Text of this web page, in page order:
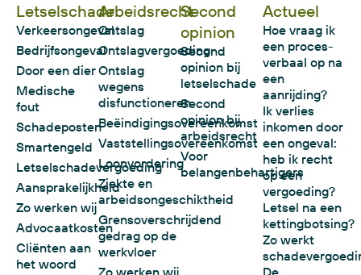
Letselschade
Verkeersongeval
Bedrijfsongeval
Door een dier
Medische
fout
Schadeposten
Smartengeld
Letselschadevergoeding
Aansprakelijkheid
Zo werken wij
Advocaatkosten
Cliënten aan
het woord
Arbeidsrecht
Ontslag
Ontslagvergoeding
Ontslag
wegens
disfunctioneren
Beëindigingsovereenkomst
Vaststellingsovereenkomst
Loonvordering
Ziekte en
arbeidsongeschiktheid
Grensoverschrijdend
gedrag op de
werkvloer
Second
opinion
Second
opinion bij
letselschade
Second
opinion bij
arbeidsrecht
Voor
belangenbehartigers
Actueel
Hoe vraag ik
een proces-
verbaal op na
een
aanrijding?
Ik verlies
inkomen door
een ongeval:
heb ik recht
op een
vergoeding?
Letsel na een
kettingbotsing?
Zo werkt